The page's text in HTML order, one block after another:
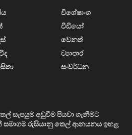
විශේෂාංග
වීඩියෝ
වෙනත්
ව්‍යාපාර
සංවර්ධන
සැපයුම අඩුවීම පියවා ගැනීමට
රුසියානු තෙල් ආනයනය ඉහළ